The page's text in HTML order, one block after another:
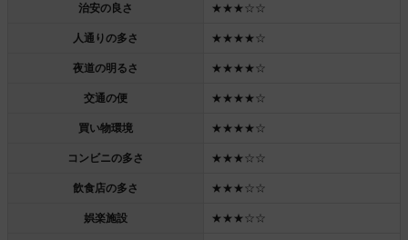
治安の良さ ★★★☆☆
人通りの多さ ★★★★☆
夜道の明るさ ★★★★☆
交通の便 ★★★★☆
買い物環境 ★★★★☆
コンビニの多さ ★★★☆☆
飲食店の多さ ★★★☆☆
娯楽施設 ★★★☆☆